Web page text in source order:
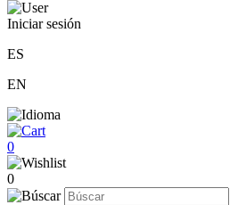
Iniciar sesión
ES
EN
0
0